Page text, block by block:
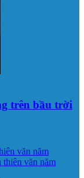
trên bầu trời
văn năm
thiên văn năm